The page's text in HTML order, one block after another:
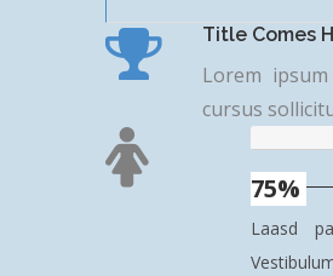
Title Comes
Lorem
cursus
75%
Laasd